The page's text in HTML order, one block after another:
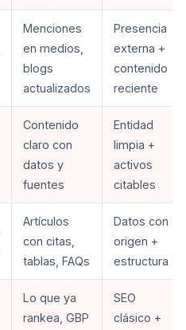
Menciones
en medios,
blogs
actualizados
Presencia
externa +
contenido
reciente
Contenido
claro con
datos y
fuentes
Entidad
limpia +
activos
citables
Artículos
con citas,
tablas, FAQs
Datos con
origen +
estructura
Lo que ya
rankea, GBP
SEO
clásico +